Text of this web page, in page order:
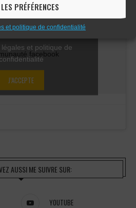
PRÉFÉRENCES
et politique de confidentialité
facebook
J’accepte » pour activer
et politique de
J’ACCEPTE
AUSSI ME SUIVRE SUR:
YOUTUBE